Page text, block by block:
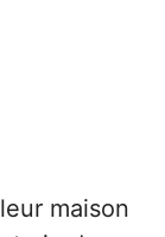
maison